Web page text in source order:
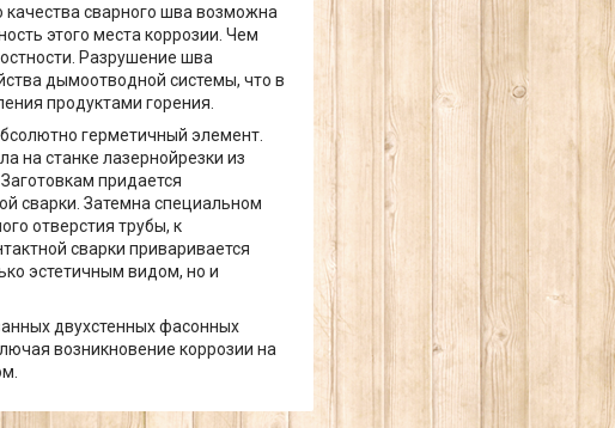
качества сварного шва возможна
этого места коррозии. Чем
Разрушение шва
дымоотводной системы, что в
продуктами горения.
герметичный элемент.
на станке лазернойрезки из
придается
сварки. Затемна специальном
отверстия трубы, к
сварки приваривается
эстетичным видом, но и
двухстенных фасонных
возникновение коррозии на